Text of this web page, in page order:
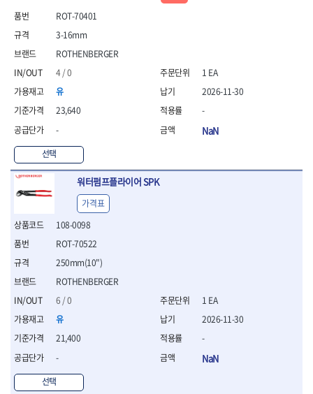
- 드라이버핸들
- 비트세트
- 비트홀다드라이버
- 드라이버블레이드
- 비트드라이버
- 별비트
- 육각T렌치
- 전동비트홀다
- 드라이버비트세트
- 옵셋드라이버
- 스크래퍼드라이버
- 시계드라이버
- 정밀드라이버
- 육각복스드라이버
- 스크류드라이버
- 툴첵플러스
- 조절식렌치
- 너트드라이버
- 자화기
- 레이저팁 드라이버
- 라쳇렌치
- 에어리베터기
- 타이어압력게이지
- 에어밸트샌더
- 에어폴리셔
- 에어펀치
- 건식그라인더
- 연마지그
- 연마숫돌
- 기타 악세사리
- 샌더폴리셔
이홈
일레드
츠노다(TTC)
타이거(TIGER)
협성
황금손
ROTHENBERGER
4 / 0
유
23,640
-
선택
ROT-70401
3-16mm
1 EA
2026-11-30
-
NaN
워터펌프플라이어 SPK
108-0098
ROTHENBERGER
6 / 0
유
21,400
-
선택
ROT-70522
250mm(10")
가격표
1 EA
2026-11-30
-
NaN